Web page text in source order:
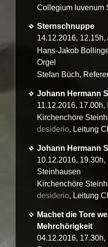
Collegium Iuvenum
Sternschnuppe
14.12.2016,
Hans-Jakob
Orgel
Stefan Büch,
Johann Hermann
11.12.2016,
Kirchenchöre
desiderio, Leitung
Johann Hermann
10.12.2016,
Steinhausen
Kirchenchöre
desiderio, Leitung
Machet die Tore
Mehrchörigkeit
04.12.2016,